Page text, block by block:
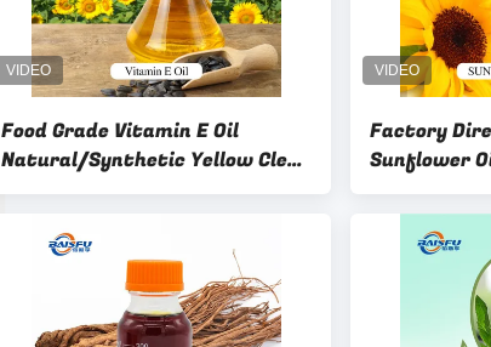
Food Grade Vitamin E Oil
Natural/Synthetic Yellow Clear
Viscous Liquid CAS:59-02-9
Factory
Sunflower
Fillings and